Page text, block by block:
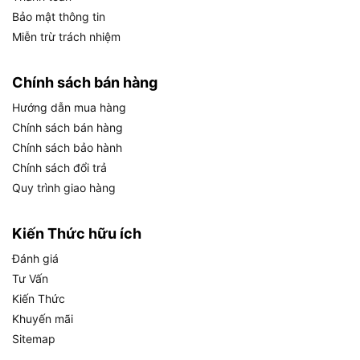
cầu người dùng chủ động trượt công tắc về phía
trước để khởi động máy và đẩy ngược lại để tắt,
truyền thống.Cơ chế này loại bỏ khả năng máy
tự khởi động khi lỡ tay chạm vào, đặc biệt quan
trọng trong môi trường xưởng có nhiều người làm
việc cùng lúc.
Cụ thể hơn về cơ chế và lợi ích thực tế của công
tắc trượt trên GA5030R:
Vị trí bố trí:
máy phía trên, nơi ngón cái tự nhiên đặt vào khi
Bảo mật thông tin
Miễn trừ trách nhiệm
Chính sách bán hàng
Hướng dẫn mua hàng
Chính sách bán hàng
Chính sách bảo hành
Chính sách đổi trả
Quy trình giao hàng
Kiến Thức hữu ích
Đánh giá
Tư Vấn
Kiến Thức
Khuyến mãi
Sitemap